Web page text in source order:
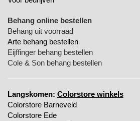
Behang online bestellen
Behang uit voorraad
Arte behang bestellen
Eijffinger behang bestellen
Cole & Son behang bestellen
Langskomen: Colorstore winkels
Colorstore Barneveld
Colorstore Ede